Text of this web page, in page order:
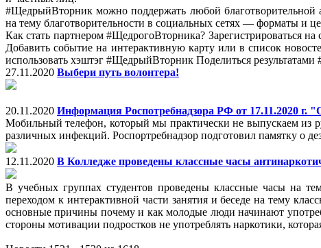
#ЩедрыйВторник можно поддержать любой благотворительной
на тему благотворительности в социальных сетях — форматы и
Как стать партнером #ЩедрогоВторника? Зарегистрироваться на
Добавить событие на интерактивную карту или в список
использовать хэштэг #ЩедрыйВторник Поделиться
27.11.2020 Выбери путь волонтера!
20.11.2020 Информация Роспотребнадзора РФ от 17.11.2020 г.
Мобильный телефон, который мы практически не выпускаем из
различных инфекций. Роспортребнадзор подготовил памятку о
12.11.2020 В Колледже проведены классные часы
В учебных группах студентов проведены классные часы на
переходом к интерактивной части занятия и беседе на тему
основные причины почему и как молодые люди начинают
стороны мотивации подростков не употреблять наркотики,